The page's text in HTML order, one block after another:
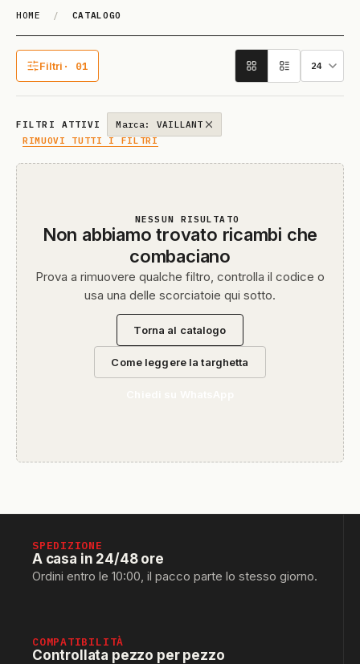
HOME / CATALOGO
Catalogo
Filtri · 01
1 filtro attivo
FILTRI ATTIVI
Marca: VAILLANT
RIMUOVI TUTTI I FILTRI
NESSUN RISULTATO
Non abbiamo trovato ricambi che
combaciano
Prova a rimuovere qualche filtro, controlla il codice o
usa una delle scorciatoie qui sotto.
Torna al catalogo
Come leggere la targhetta
SPEDIZIONE
A casa in 24/48 ore
Ordini entro le 10:00, il pacco parte lo stesso giorno.
COMPATIBILITÀ
Controllata pezzo per pezzo